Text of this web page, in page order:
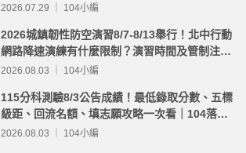
2026.07.29 ｜ 104小編
2026城鎮韌性防空演習8/7-8/13舉行！北中行動
網路降速演練有什麼限制？演習時間及管制注意
事項整理
2026.08.03 ｜ 104小編
115分科測驗8/3公告成績！最低錄取分數、五標
級距、回流名額、填志願攻略一次看｜104落點
分析
2026.08.03 ｜ 104小編